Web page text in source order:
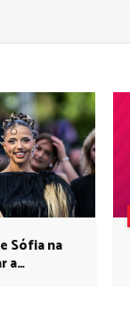
Sófia na
a